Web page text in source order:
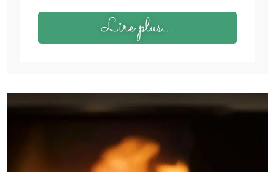
Lire plus...